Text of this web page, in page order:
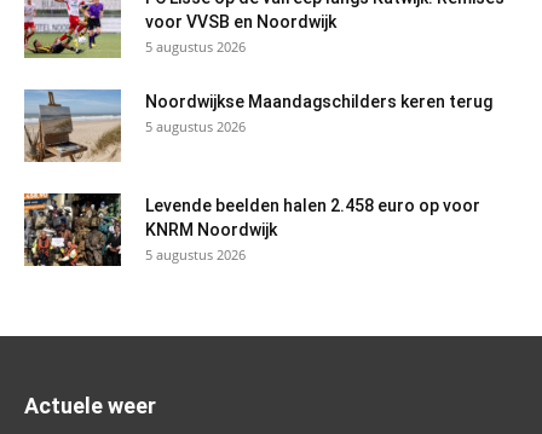
voor VVSB en Noordwijk
5 augustus 2026
Noordwijkse Maandagschilders keren terug
5 augustus 2026
Levende beelden halen 2.458 euro op voor
KNRM Noordwijk
5 augustus 2026
Actuele weer